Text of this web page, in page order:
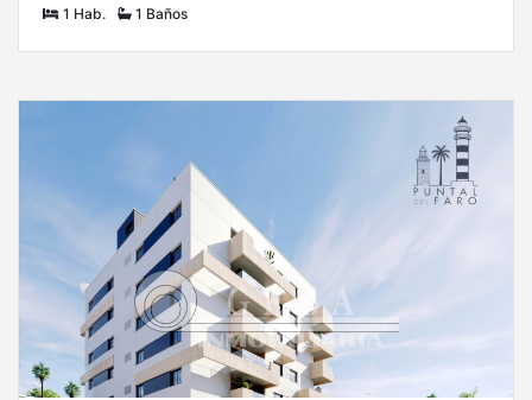
1 Hab. 1 Baños